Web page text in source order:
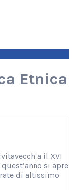
Etnica
il XVI
si apre
di altissimo